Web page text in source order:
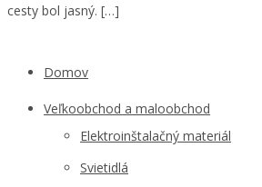
cesty bol jasný. […]
Domov
Veľkoobchod a maloobchod
Elektroinštalačný materiál
Svietidlá